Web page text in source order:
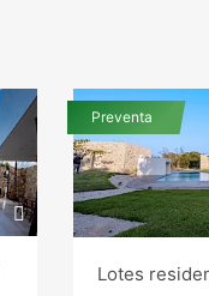
Preventa
Lotes